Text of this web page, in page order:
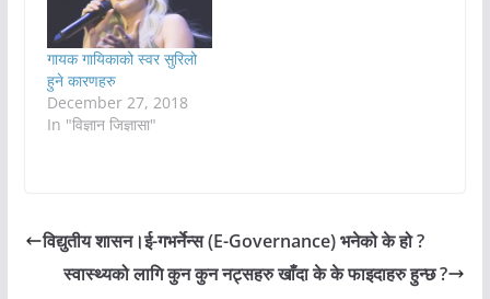
गायक गायिकाको स्वर सुरिलो
हुने कारणहरु
December 27, 2018
In "विज्ञान जिज्ञासा"
विद्युतीय शासन।ई-गभर्नेन्स (E-Governance) भनेको के हो ?
स्वास्थ्यको लागि कुन कुन नट्सहरु खाँदा के के फाइदाहरु हुन्छ ?